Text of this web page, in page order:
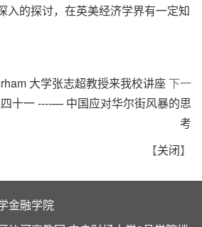
入的探讨，在英美经济学界有一定知
大学张志超教授来我校讲座 下一
十一 ----— 中国应对华尔街风暴的思
考
【关闭】
金融学院